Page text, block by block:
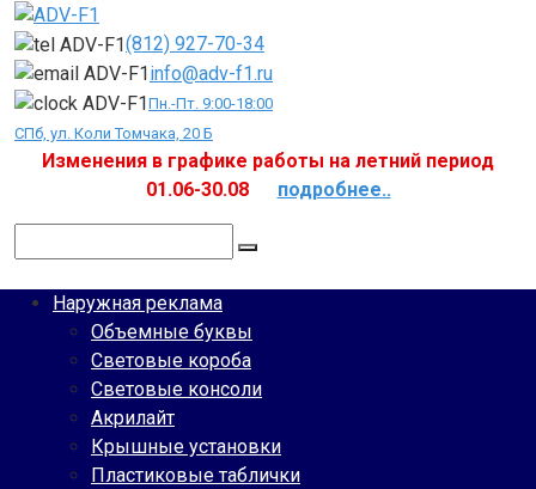
Перейти
контенту
(812) 927-70-34
info@adv-f1.ru
Пн.-Пт. 9:00-18:00
СПб, ул. Коли Томчака, 20 Б
Изменения в графике работы на летний период
01.06-30.08 подробнее..
Наружная реклама
Объемные буквы
Световые короба
Световые консоли
Акрилайт
Крышные установки
Пластиковые таблички